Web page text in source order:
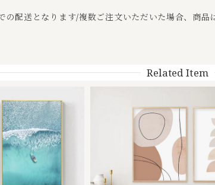
配送となります/複数ご注文いただいた場合、商品
Related Item